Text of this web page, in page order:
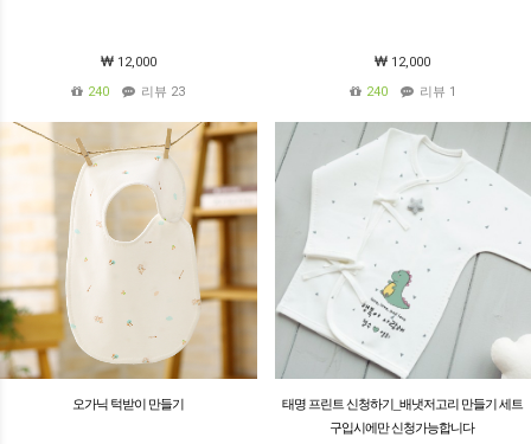
12,000
240
리뷰 23
12,000
240
리뷰 1
오가닉 턱받이 만들기
태명 프린트 신청하기_배냇저고리 만들기 세트
구입시에만 신청가능합니다